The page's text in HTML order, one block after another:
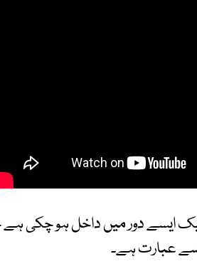
ایک ایسے دور میں داخل ہو چکی ہے
سے عبارت ہے۔